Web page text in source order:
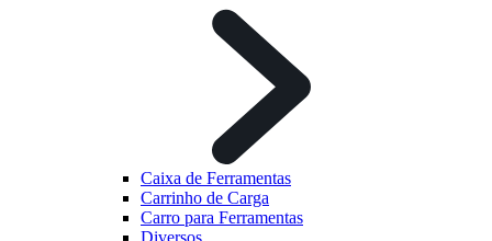
Caixa de Ferramentas
Carrinho de Carga
Carro para Ferramentas
Diversos